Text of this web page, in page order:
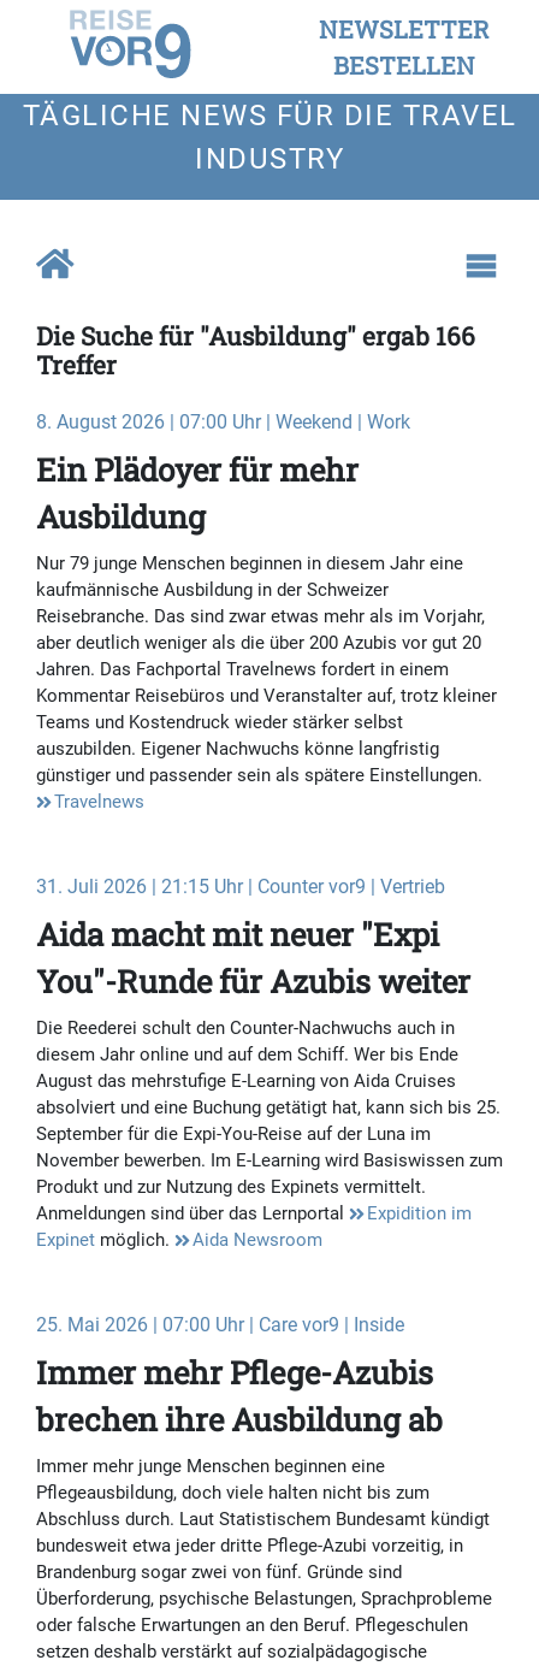
NEWSLETTER
BESTELLEN
TÄGLICHE NEWS FÜR DIE TRAVEL
INDUSTRY
Die Suche für "Ausbildung" ergab 166
Treffer
8. August 2026 | 07:00 Uhr | Weekend | Work
Ein Plädoyer für mehr
Ausbildung
Nur 79 junge Menschen beginnen in diesem Jahr eine
kaufmännische Ausbildung in der Schweizer
Reisebranche. Das sind zwar etwas mehr als im Vorjahr,
aber deutlich weniger als die über 200 Azubis vor gut 20
Jahren. Das Fachportal Travelnews fordert in einem
Kommentar Reisebüros und Veranstalter auf, trotz kleiner
Teams und Kostendruck wieder stärker selbst
auszubilden. Eigener Nachwuchs könne langfristig
günstiger und passender sein als spätere Einstellungen.
Travelnews
31. Juli 2026 | 21:15 Uhr | Counter vor9 | Vertrieb
Aida macht mit neuer "Expi
You"-Runde für Azubis weiter
Die Reederei schult den Counter-Nachwuchs auch in
diesem Jahr online und auf dem Schiff. Wer bis Ende
August das mehrstufige E-Learning von Aida Cruises
absolviert und eine Buchung getätigt hat, kann sich bis 25.
September für die Expi-You-Reise auf der Luna im
November bewerben. Im E-Learning wird Basiswissen zum
Produkt und zur Nutzung des Expinets vermittelt.
Anmeldungen sind über das Lernportal
Expidition im
Expinet möglich. Aida Newsroom
25. Mai 2026 | 07:00 Uhr | Care vor9 | Inside
Immer mehr Pflege-Azubis
brechen ihre Ausbildung ab
Immer mehr junge Menschen beginnen eine
Pflegeausbildung, doch viele halten nicht bis zum
Abschluss durch. Laut Statistischem Bundesamt kündigt
bundesweit etwa jeder dritte Pflege-Azubi vorzeitig, in
Brandenburg sogar zwei von fünf. Gründe sind
Überforderung, psychische Belastungen, Sprachprobleme
oder falsche Erwartungen an den Beruf. Pflegeschulen
setzen deshalb verstärkt auf sozialpädagogische